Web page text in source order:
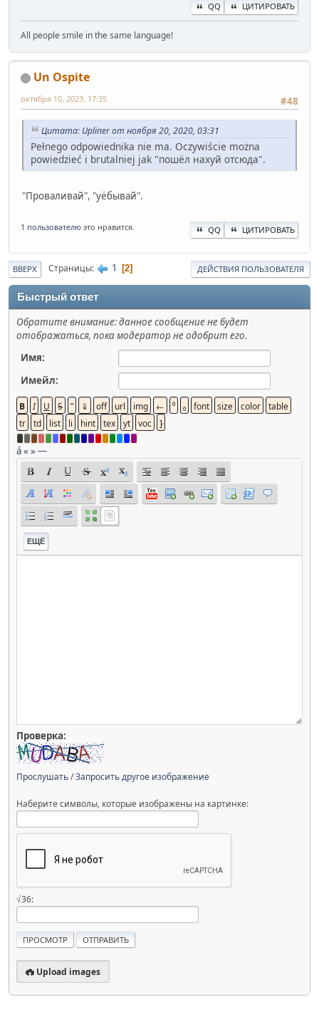
QQ ЦИТИРОВАТЬ
All people smile in the same language!
Un Ospite
#48
октября 10, 2023, 17:35
Цитата: Upliner от ноября 20, 2020, 03:31
Pełnego odpowiednika nie ma. Oczywiście można
powiedzieć i brutalniej jak "пошёл нахуй отсюда".
"Проваливай", "уёбывай".
1 пользователю это нравится. QQ ЦИТИРОВАТЬ
ВВЕРХ Страницы 1 2 ДЕЙСТВИЯ ПОЛЬЗОВАТЕЛЯ
Быстрый ответ
Обратите внимание: данное сообщение не будет
отображаться, пока модератор не одобрит его.
Имя:
Имейл:
á« »—
ЕЩЁ
Проверка:
Прослушать/Запросить другое изображение
Наберите символы, которые изображены на картинке:
√36:
Upload images